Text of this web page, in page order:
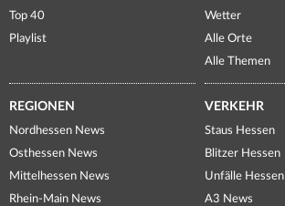
Top 40
Playlist
Wetter
Alle Orte
Alle Themen
REGIONEN
Nordhessen News
Osthessen News
Mittelhessen News
Rhein-Main News
VERKEHR
Staus Hessen
Blitzer Hessen
Unfälle Hessen
A3 News